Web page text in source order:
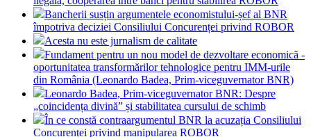
Bancherii susțin argumentele economistului-șef al BNR
împotriva deciziei Consiliului Concurenței privind ROBOR
Acesta nu este jurnalism de calitate
Fundament pentru un nou model de dezvoltare economică -
oportunitatea transformărilor tehnologice pentru IMM-urile
din România (Leonardo Badea, Prim-viceguvernator BNR)
Leonardo Badea, Prim-viceguvernator BNR: Despre
„coincidența divină” și stabilitatea cursului de schimb
În ce constă contraargumentul BNR la acuzația Consiliului
Concurenței privind manipularea ROBOR